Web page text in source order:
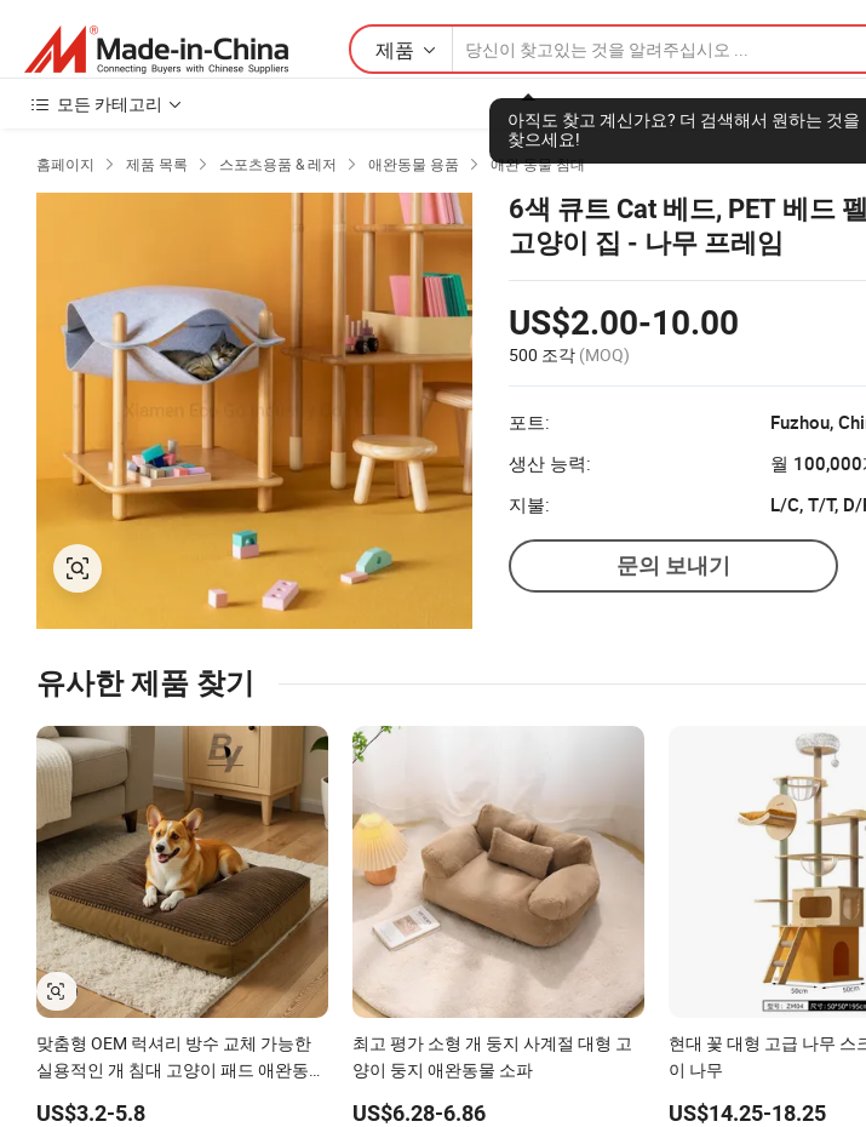
제품
아직도 찾고 계신가요? 더 검색해서 원하는 것을
찾으세요!
모든 카테고리
홈페이지  제품 목록  스포츠용품 & 레저  애완동물 용품  애완 동물 침대
6색 큐트 Cat 베드, PET 베드
고양이 집 - 나무 프레임
US$2.00-10.00
500 조각 (MOQ)
포트:
Fuzhou,
생산 능력:
월 100,000
지불:
L/C, T/T,
문의 보내기
유사한 제품 찾기
맞춤형 OEM 럭셔리 방수 교체 가능한
실용적인 개 침대 고양이 패드 애완동물
US$3.2-5.8
최고 평가 소형 개 둥지 사계절 대형 고
양이 둥지 애완동물 소파
US$6.28-6.86
현대 꽃 대형 고급 나무 스
이 나무
US$14.25-18.25